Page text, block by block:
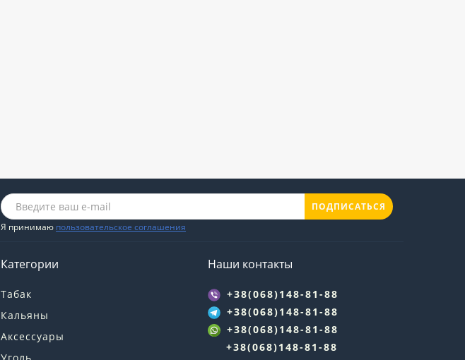
ПОДПИСАТЬСЯ
Я принимаю пользовательское соглашения
Категории
Табак
Кальяны
Аксессуары
Наши контакты
+38(068)148-81-88
+38(068)148-81-88
+38(068)148-81-88
+38(068)148-81-88